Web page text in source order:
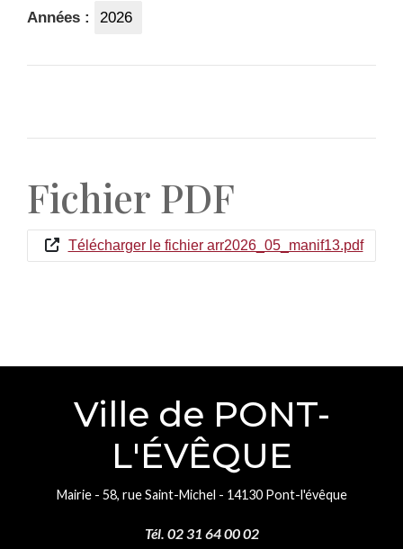
Années : 2026
Fichier PDF
Télécharger le fichier arr2026_05_manif13.pdf
Ville de PONT-
L'ÉVÊQUE
Mairie - 58, rue Saint-Michel - 14130 Pont-l'évêque
Tél. 02 31 64 00 02